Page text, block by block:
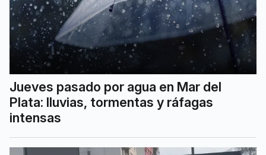
Jueves pasado por agua en Mar del
Plata: lluvias, tormentas y ráfagas
intensas